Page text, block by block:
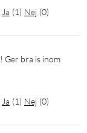
Ja (1) Nej (0)
Ja (1) Nej (0)